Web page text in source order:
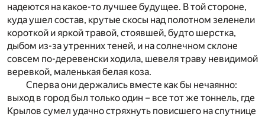
надеются на какое-то лучшее будущее. В той стороне,
куда ушел состав, крутые скосы над полотном зеленели
короткой и яркой травой, стоявшей, будто шерстка,
дыбом из-за утренних теней, и на солнечном склоне
совсем по-деревенски ходила, шевеля траву невидимой
веревкой, маленькая белая коза.
Сперва они держались вместе как бы нечаянно:
выход в город был только один – все тот же тоннель, где
Крылов сумел удачно стряхнуть повисшего на спутнице